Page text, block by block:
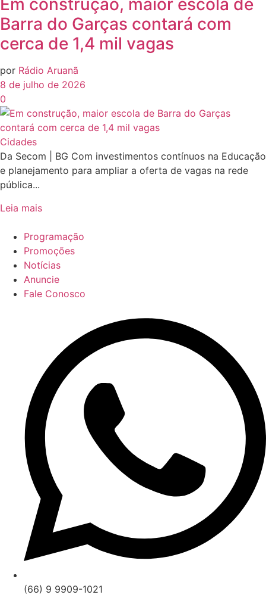
Em construção, maior escola de
Barra do Garças contará com
cerca de 1,4 mil vagas
por Rádio Aruanã
8 de julho de 2026
0
Cidades
Da Secom | BG Com investimentos contínuos na Educação
e planejamento para ampliar a oferta de vagas na rede
pública...
Leia mais
Programação
Promoções
Notícias
Anuncie
Fale Conosco
(66) 9 9909-1021